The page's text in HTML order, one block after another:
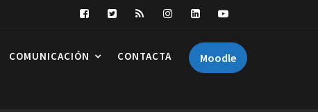
Moodle
COMUNICACIÓN CONTACTA